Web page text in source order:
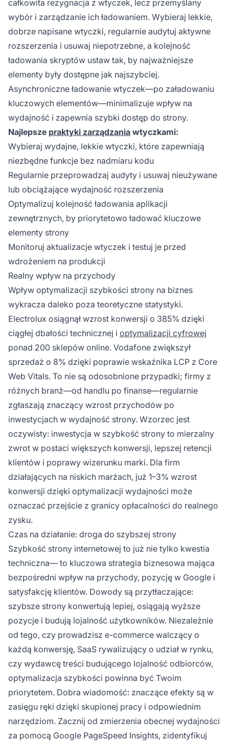
całkowita rezygnacja z wtyczek, lecz przemyślany
wybór i zarządzanie ich ładowaniem. Wybieraj lekkie,
dobrze napisane wtyczki, regularnie audytuj aktywne
rozszerzenia i usuwaj niepotrzebne, a kolejność
ładowania skryptów ustaw tak, by najważniejsze
elementy były dostępne jak najszybciej.
Asynchroniczne ładowanie wtyczek—po załadowaniu
kluczowych elementów—minimalizuje wpływ na
wydajność i zapewnia szybki dostęp do strony.
Najlepsze praktyki zarządzania wtyczkami:
Wybieraj wydajne, lekkie wtyczki, które zapewniają
niezbędne funkcje bez nadmiaru kodu
Regularnie przeprowadzaj audyty i usuwaj nieużywane
lub obciążające wydajność rozszerzenia
Optymalizuj kolejność ładowania aplikacji
zewnętrznych, by priorytetowo ładować kluczowe
elementy strony
Monitoruj aktualizacje wtyczek i testuj je przed
wdrożeniem na produkcji
Realny wpływ na przychody
Wpływ optymalizacji szybkości strony na biznes
wykracza daleko poza teoretyczne statystyki.
Electrolux osiągnął wzrost konwersji o 385% dzięki
ciągłej dbałości technicznej i optymalizacji cyfrowej
ponad 200 sklepów online. Vodafone zwiększył
sprzedaż o 8% dzięki poprawie wskaźnika LCP z Core
Web Vitals. To nie są odosobnione przypadki; firmy z
różnych branż—od handlu po finanse—regularnie
zgłaszają znaczący wzrost przychodów po
inwestycjach w wydajność strony. Wzorzec jest
oczywisty: inwestycja w szybkość strony to mierzalny
zwrot w postaci większych konwersji, lepszej retencji
klientów i poprawy wizerunku marki. Dla firm
działających na niskich marżach, już 1–3% wzrost
konwersji dzięki optymalizacji wydajności może
oznaczać przejście z granicy opłacalności do realnego
zysku.
Czas na działanie: droga do szybszej strony
Szybkość strony internetowej to już nie tylko kwestia
techniczna— to kluczowa strategia biznesowa mająca
bezpośredni wpływ na przychody, pozycję w Google i
satysfakcję klientów. Dowody są przytłaczające:
szybsze strony konwertują lepiej, osiągają wyższe
pozycje i budują lojalność użytkowników. Niezależnie
od tego, czy prowadzisz e-commerce walczący o
każdą konwersję, SaaS rywalizujący o udział w rynku,
czy wydawcę treści budującego lojalność odbiorców,
optymalizacja szybkości powinna być Twoim
priorytetem. Dobra wiadomość: znaczące efekty są w
zasięgu ręki dzięki skupionej pracy i odpowiednim
narzędziom. Zacznij od zmierzenia obecnej wydajności
za pomocą Google PageSpeed Insights, zidentyfikuj